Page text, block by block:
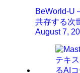
BeWorld-U
共存する次
August 7,